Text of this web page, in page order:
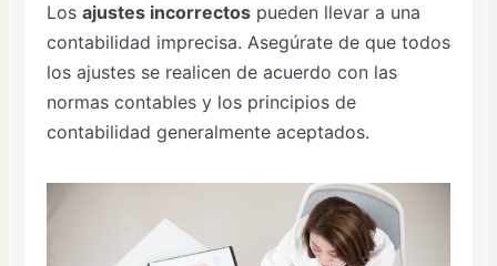
Los ajustes incorrectos pueden llevar a una
contabilidad imprecisa. Asegúrate de que todos
los ajustes se realicen de acuerdo con las
normas contables y los principios de
contabilidad generalmente aceptados.